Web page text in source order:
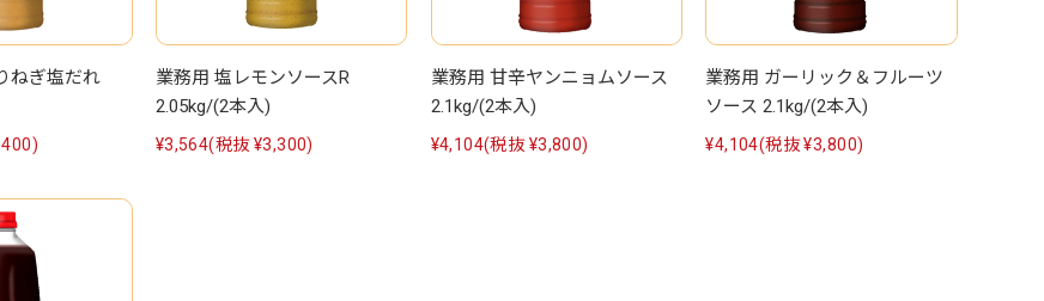
ねぎ塩だれ
業務用 塩レモンソースR
2.05kg/(2本入)
¥3,564(税抜 ¥3,300)
業務用 甘辛ヤンニョムソース
2.1kg/(2本入)
¥4,104(税抜 ¥3,800)
業務用 ガーリック＆フルーツ
ソース 2.1kg/(2本入)
¥4,104(税抜 ¥3,800)